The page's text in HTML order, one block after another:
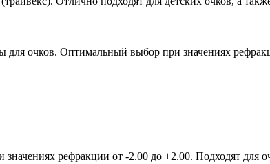
очков. Оптимальный выбор при значениях
рефракции от -2.00 до +2.00. Подходят для